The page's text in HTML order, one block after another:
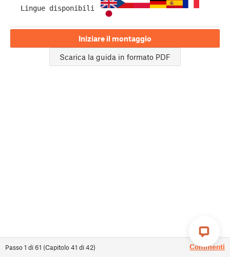
Passo1 di61 (Capitolo41 di42) Commenti
Lingue disponibili
Iniziare il montaggio
Scarica la guida in formato PDF